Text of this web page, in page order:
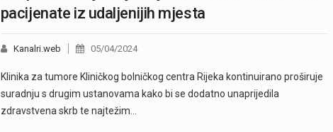
pacijenate iz udaljenijih mjesta
Kanalri.web 05/04/2024
Klinika za tumore Kliničkog bolničkog centra Rijeka kontinuirano proširuje
suradnju s drugim ustanovama kako bi se dodatno unaprijedila
zdravstvena skrb te najtežim…